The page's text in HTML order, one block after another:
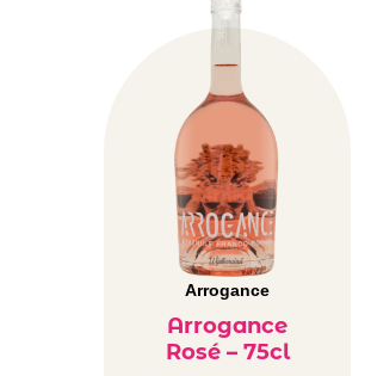
Arrogance
Arrogance
Rosé – 75cl